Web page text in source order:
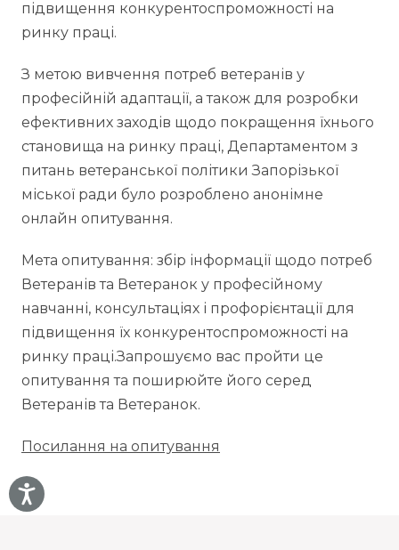
підвищення конкурентоспроможності на
ринку праці.
З метою вивчення потреб ветеранів у
професійній адаптації, а також для розробки
ефективних заходів щодо покращення їхнього
становища на ринку праці, Департаментом з
питань ветеранської політики Запорізької
міської ради було розроблено анонімне
онлайн опитування.
Мета опитування: збір інформації щодо потреб
Ветеранів та Ветеранок у професійному
навчанні, консультаціях і профорієнтації для
підвищення їх конкурентоспроможності на
ринку праці.Запрошуємо вас пройти це
опитування та поширюйте його серед
Ветеранів та Ветеранок.
Посилання на опитування